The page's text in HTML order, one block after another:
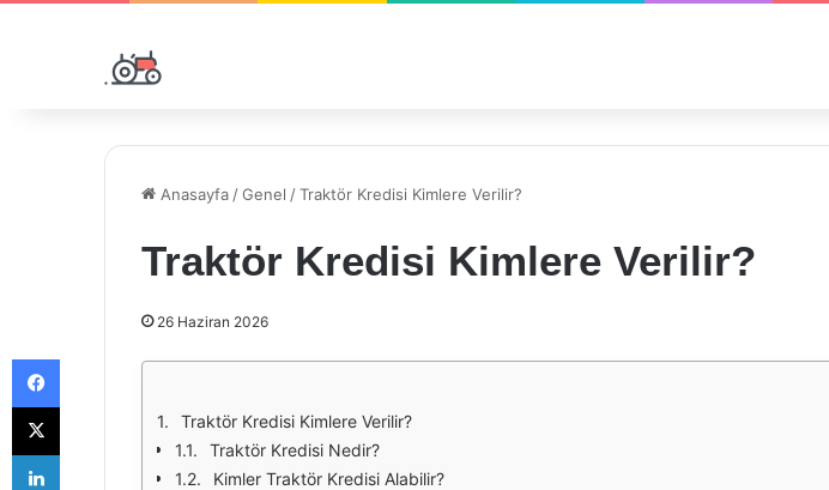
Anasayfa /Genel /Traktör Kredisi Kimlere Verilir?
Traktör Kredisi Kimlere Verilir?
26 Haziran 2026
Traktör Kredisi Kimlere Verilir?
Traktör Kredisi Nedir?
Kimler Traktör Kredisi Alabilir?
Facebook
X
LinkedIn